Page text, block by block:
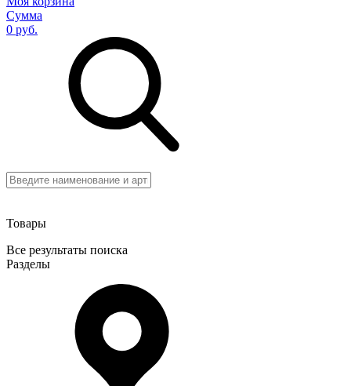
Сумма
0 руб.
Товары
Все результаты поиска
Разделы